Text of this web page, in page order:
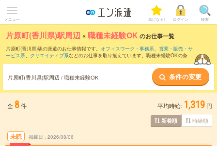
メニュー 気になる! ログイン 検索
片原町(香川県)駅周辺 ×職種未経験OK のお仕事一覧
片原町(香川県)駅の派遣のお仕事情報です。 オフィスワーク・事務系、 営業・販売・サ
ービス系、 クリエイティブ系などのお仕事を取り揃えています。職種未経験OKの条件
片原町(香川県)駅周辺 / 職種未経験OK 条件の変更
全 8件 平均時給: 1,319 円
新着順 時給順
未読 掲載日 2026/08/06